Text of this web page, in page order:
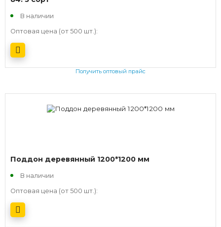
В наличии
Оптовая цена (от 500 шт.):
Получить оптовый прайс
Поддон деревянный 1200*1200 мм
В наличии
Оптовая цена (от 500 шт.):